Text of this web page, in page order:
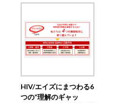
HIV/エイズにまつわる6
つの“理解のギャッ